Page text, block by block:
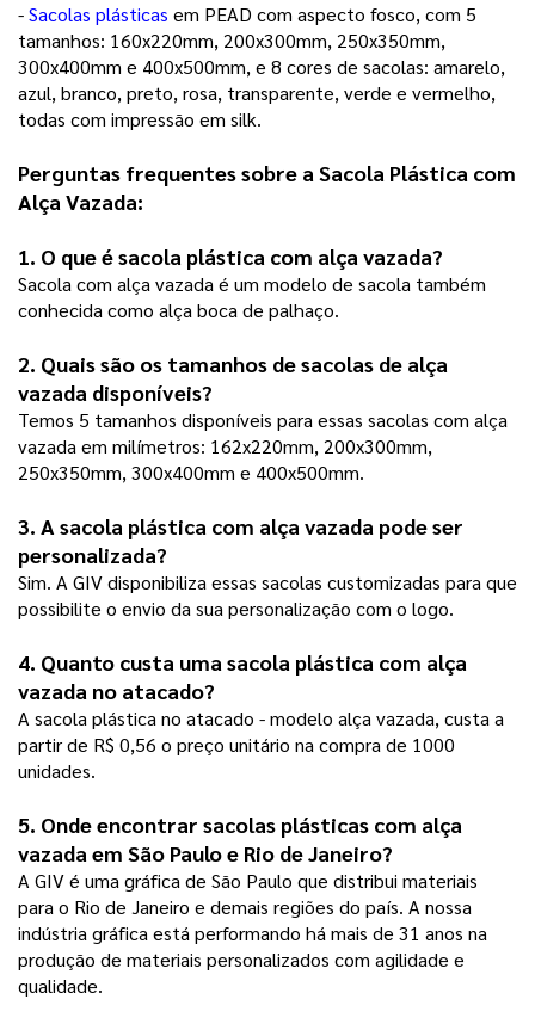
- Sacolas plásticas em PEAD com aspecto fosco, com 5
tamanhos: 160x220mm, 200x300mm, 250x350mm,
300x400mm e 400x500mm, e 8 cores de sacolas: amarelo,
azul, branco, preto, rosa, transparente, verde e vermelho,
todas com impressão em silk.
Perguntas frequentes sobre a Sacola Plástica com
Alça Vazada:
1. O que é sacola plástica com alça vazada?
Sacola com alça vazada é um modelo de sacola também
conhecida como alça boca de palhaço.
2. Quais são os tamanhos de sacolas de alça
vazada disponíveis?
Temos 5 tamanhos disponíveis para essas sacolas com alça
vazada em milímetros: 162x220mm, 200x300mm,
250x350mm, 300x400mm e 400x500mm.
3. A sacola plástica com alça vazada pode ser
personalizada?
Sim. A GIV disponibiliza essas sacolas customizadas para que
possibilite o envio da sua personalização com o logo.
4. Quanto custa uma sacola plástica com alça
vazada no atacado?
A sacola plástica no atacado - modelo alça vazada, custa a
partir de R$ 0,56 o preço unitário na compra de 1000
unidades.
5. Onde encontrar sacolas plásticas com alça
vazada em São Paulo e Rio de Janeiro?
A GIV é uma gráfica de São Paulo que distribui materiais
para o Rio de Janeiro e demais regiões do país. A nossa
indústria gráfica está performando há mais de 31 anos na
produção de materiais personalizados com agilidade e
qualidade.